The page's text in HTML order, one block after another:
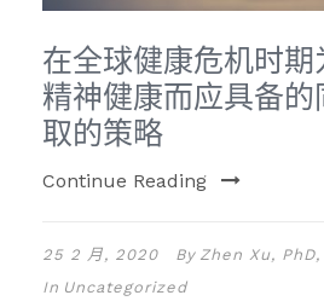
在全球健康危机时期
精神健康而应具备
取的策略
Continue Reading
25 2 月, 2020 By Zhen Xu,
In Uncategorized